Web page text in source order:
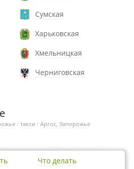
Сумская
Харьковская
Хмельницкая
Черниговская
/ такси / Аргос, Запорожье
Что делать